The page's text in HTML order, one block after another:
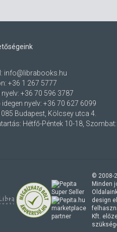
info@librabooks.hu
+36 1 267 5777
+36 70 596 3787
idegen nyelv: +36 70 627 6099
Budapest, Kölcsey utca 4.
Hétfő-Péntek 10-18, Szombat:
© 2008-
Minden
design
Kft.
marketplace
partner